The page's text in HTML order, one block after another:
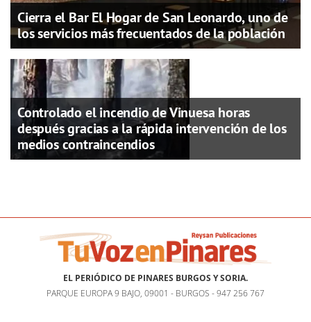
Cierra el Bar El Hogar de San Leonardo, uno de
los servicios más frecuentados de la población
Controlado el incendio de Vinuesa horas
después gracias a la rápida intervención de los
medios contraincendios
EL PERIÓDICO DE PINARES BURGOS Y SORIA.
PARQUE EUROPA 9 BAJO, 09001 - BURGOS - 947 256 767